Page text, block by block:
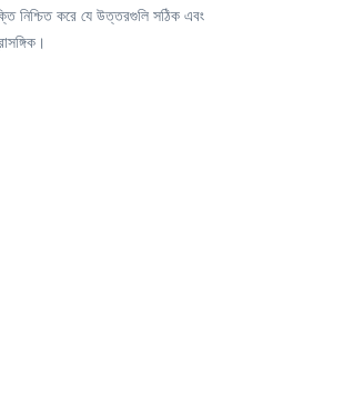
নিশ্চিত করে যে উত্তরগুলি সঠিক এবং